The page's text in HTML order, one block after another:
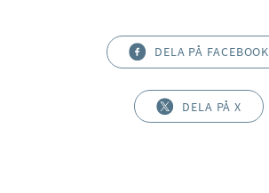
DELA PÅ FACEBOOK
DELA PÅ X